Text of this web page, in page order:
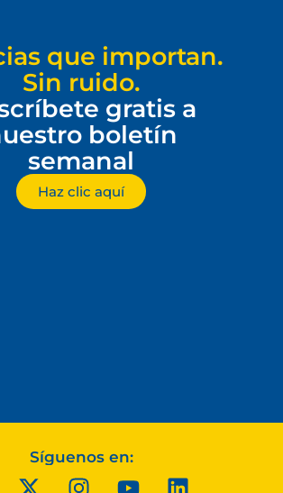
que importan.
Sin ruido.
gratis a
boletín
semanal
Haz clic aquí
Síguenos en: